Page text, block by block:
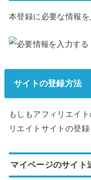
本登録に必要な情報を
サイトの登録方法
もしもアフィリエイ
リエイトサイトの登録
マイページのサイト